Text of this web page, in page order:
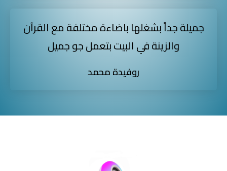
جميلة جداً بشغلها باضاءة مختلفة مع القرآن
والزينة في البيت بتعمل جو جميل
روفيدة محمد